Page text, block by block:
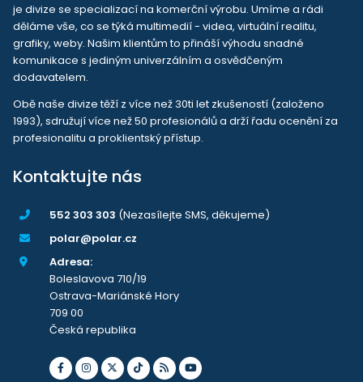
je divize se specializací na komerční výrobu. Umíme a rádi
děláme vše, co se týká multimedií - videa, virtuální realitu,
grafiky, weby. Našim klientům to přináší výhodu snadné
komunikace s jediným univerzálním a osvědčeným
dodavatelem.
Obě naše divize těží z více než 30ti let zkušeností (založeno
1993), sdružují více než 50 profesionálů a drží řadu ocenění za
profesionalitu a proklientský přístup.
Kontaktujte nás
552 303 303 (Nezasílejte SMS, děkujeme)
polar@polar.cz
Adresa:
Boleslavova 710/19
Ostrava-Mariánské Hory
709 00
Česká republika